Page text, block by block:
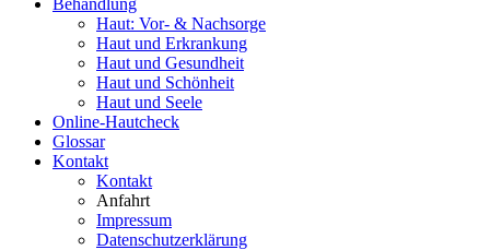
Behandlung
Haut: Vor- & Nachsorge
Haut und Erkrankung
Haut und Gesundheit
Haut und Schönheit
Haut und Seele
Online-Hautcheck
Glossar
Kontakt
Kontakt
Anfahrt
Impressum
Datenschutzerklärung